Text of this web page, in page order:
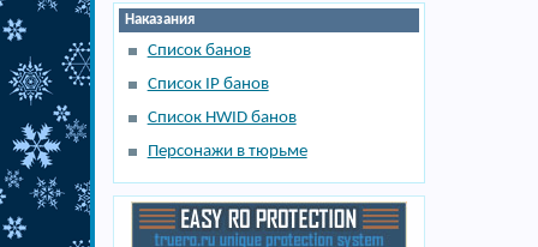
Наказания
Список банов
Список IP банов
Список HWID банов
Персонажи в тюрьме